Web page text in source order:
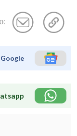
Google